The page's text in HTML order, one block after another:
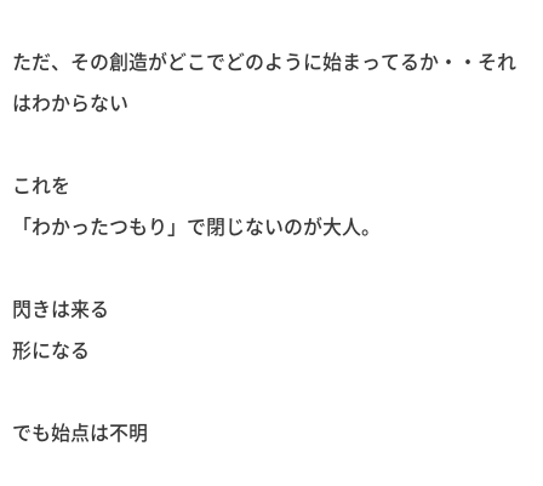
ただ、その創造がどこでどのように始まってるか・・それ
はわからない
これを
「わかったつもり」で閉じないのが大人。
閃きは来る
形になる
でも始点は不明